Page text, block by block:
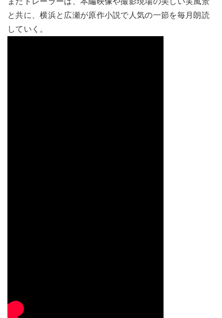
と共に、横浜と広瀬が原作小説で人気の一節を毎月朗読
していく。